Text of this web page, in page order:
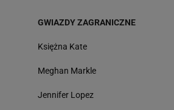
GWIAZDY ZAGRANICZNE
Księżna Kate
Meghan Markle
Jennifer Lopez